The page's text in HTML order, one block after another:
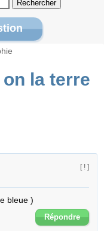
la terre
[ ! ]
bleue )
Répondre